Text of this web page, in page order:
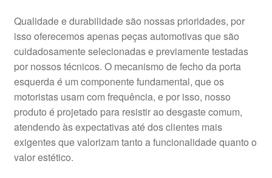
Qualidade e durabilidade são nossas prioridades, por
isso oferecemos apenas peças automotivas que são
cuidadosamente selecionadas e previamente testadas
por nossos técnicos. O mecanismo de fecho da porta
esquerda é um componente fundamental, que os
motoristas usam com frequência, e por isso, nosso
produto é projetado para resistir ao desgaste comum,
atendendo às expectativas até dos clientes mais
exigentes que valorizam tanto a funcionalidade quanto o
valor estético.